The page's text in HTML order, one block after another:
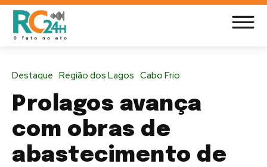
Destaque Região dos Lagos Cabo Frio
Prolagos avança
com obras de
abastecimento de